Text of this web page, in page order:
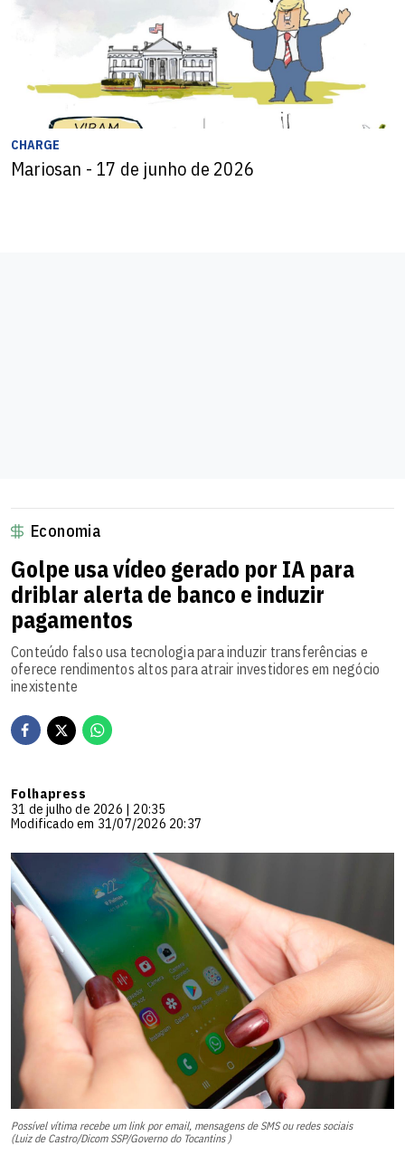
CHARGE
Mariosan - 17 de junho de 2026
Economia
Golpe usa vídeo gerado por IA para
driblar alerta de banco e induzir
pagamentos
Conteúdo falso usa tecnologia para induzir transferências e
oferece rendimentos altos para atrair investidores em negócio
inexistente
Folhapress
31 de julho de 2026 | 20:35
Modificado em 31/07/2026 20:37
Possível vítima recebe um link por email, mensagens de SMS ou redes sociais
(Luiz de Castro/Dicom SSP/Governo do Tocantins )